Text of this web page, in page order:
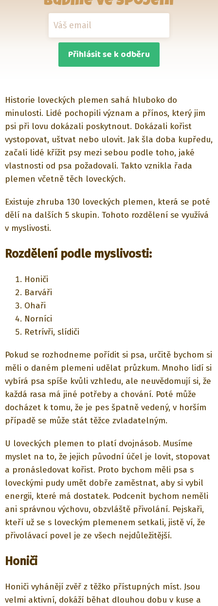
Přihlásit se k odběru
Historie loveckých plemen sahá hluboko do
minulosti. Lidé pochopili význam a přínos, který jim
psi při lovu dokázali poskytnout. Dokázali kořist
vystopovat, uštvat nebo ulovit. Jak šla doba kupředu,
začali lidé křížit psy mezi sebou podle toho, jaké
vlastnosti od psa požadovali. Takto vznikla řada
plemen včetně těch loveckých.
Existuje zhruba 130 loveckých plemen, která se poté
dělí na dalších 5 skupin. Tohoto rozdělení se využívá
v myslivosti.
Rozdělení podle myslivosti:
Honiči
Barváři
Ohaři
Norníci
Retrívři, slídiči
Pokud se rozhodneme pořídit si psa, určitě bychom si
měli o daném plemeni udělat průzkum. Mnoho lidí si
vybírá psa spíše kvůli vzhledu, ale neuvědomují si, že
každá rasa má jiné potřeby a chování. Poté může
docházet k tomu, že je pes špatně vedený, v horším
případě se může stát těžce zvladatelným.
U loveckých plemen to platí dvojnásob. Musíme
myslet na to, že jejich původní účel je lovit, stopovat
a pronásledovat kořist. Proto bychom měli psa s
loveckými pudy umět dobře zaměstnat, aby si vybil
energii, které má dostatek. Podcenit bychom neměli
ani správnou výchovu, obzvláště přivolání. Pejskaři,
kteří už se s loveckým plemenem setkali, jistě ví, že
přivolávací povel je ze všech nejdůležitější.
Honiči
Honiči vyhánějí zvěř z těžko přístupných míst. Jsou
velmi aktivní, dokáží běhat dlouhou dobu v kuse a